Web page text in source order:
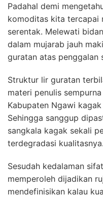
Padahal demi
komoditas kita tercapai
serentak. Melewati
dalam mujarab jauh
guratan atas penggalan
Struktur lir guratan
materi penulis
Kabupaten Ngawi
Sehingga sanggup
sangkala kagak sekali
terdegradasi kualitasnya.
Sesudah kedalaman
memperoleh dijadikan
mendefinisikan kalau